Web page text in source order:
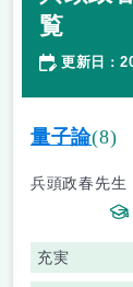
覧
更新日 ：
量子論(8)
兵頭政春先生
充実